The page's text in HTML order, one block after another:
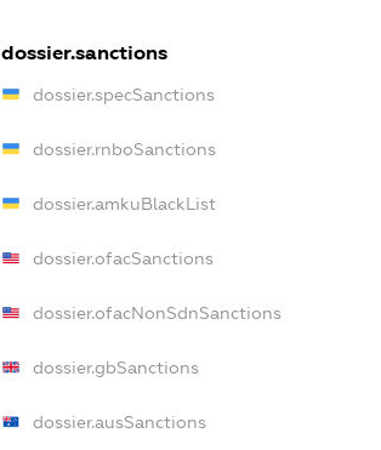
dossier.sanctions
dossier.specSanctions
dossier.rnboSanctions
dossier.amkuBlackList
dossier.ofacSanctions
dossier.ofacNonSdnSanctions
dossier.gbSanctions
dossier.ausSanctions